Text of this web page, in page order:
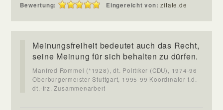
Bewertung: Eingereicht von:zitate.de
Meinungsfreiheit bedeutet auch das Recht,
seine Meinung für sich behalten zu dürfen.
Manfred Rommel (*1928), dt. Politiker (CDU), 1974-96
Oberbürgermeister Stuttgart, 1995-99 Koordinator f.d.
dt.-frz. Zusammenarbeit